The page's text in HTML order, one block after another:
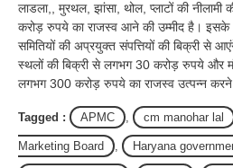
लाडला,, मुरथल, झांसा, थोल, प्लाटों की
करोड़ रुपये का राजस्व आने की उम्मीद है। इसके
समितियों की अप्रयुक्त संपत्तियों की बिक्री से
स्थलों की बिक्री से लगभग 30 करोड़ रुपये और
लगभग 300 करोड़ रुपये का राजस्व उत्पन्न करने
Tagged : APMC , cm manohar lal
Marketing Board , Haryana